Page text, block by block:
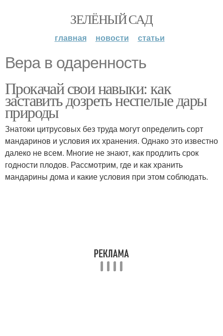
ЗЕЛЁНЫЙ САД
главная новости статьи
Вера в одаренность
Прокачай свои навыки: как
заставить дозреть неспелые дары
природы
Знатоки цитрусовых без труда могут определить сорт
мандаринов и условия их хранения. Однако это известно
далеко не всем. Многие не знают, как продлить срок
годности плодов. Рассмотрим, где и как хранить
мандарины дома и какие условия при этом соблюдать.